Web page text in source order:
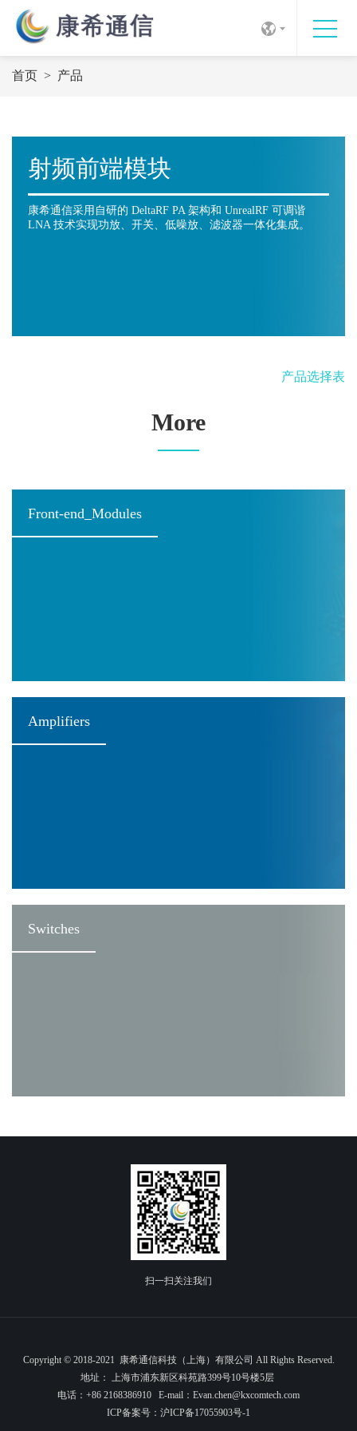
首页 > 产品
射频前端模块
康希通信采用自研的 DeltaRF PA 架构和 UnrealRF 可调谐
LNA 技术实现功放、开关、低噪放、滤波器一体化集成。
产品选择表
More
Front-end_Modules
Amplifiers
Switches
扫一扫关注我们
Copyright © 2018-2021 康希通信科技（上海）有限公司 All Rights Reserved.
地址： 上海市浦东新区科苑路399号10号楼5层
电话：+86 2168386910 E-mail：Evan.chen@kxcomtech.com
ICP备案号： 沪ICP备17055903号-1